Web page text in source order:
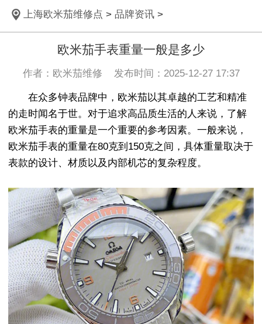
上海欧米茄维修点 > 品牌资讯>
欧米茄手表重量一般是多少
作者：欧米茄维修 发布时间：2025-12-27 17:37
在众多钟表品牌中，欧米茄以其卓越的工艺和精准
的走时闻名于世。对于追求高品质生活的人来说，了解
欧米茄手表的重量是一个重要的参考因素。一般来说，
欧米茄手表的重量在80克到150克之间，具体重量取决于
表款的设计、材质以及内部机芯的复杂程度。